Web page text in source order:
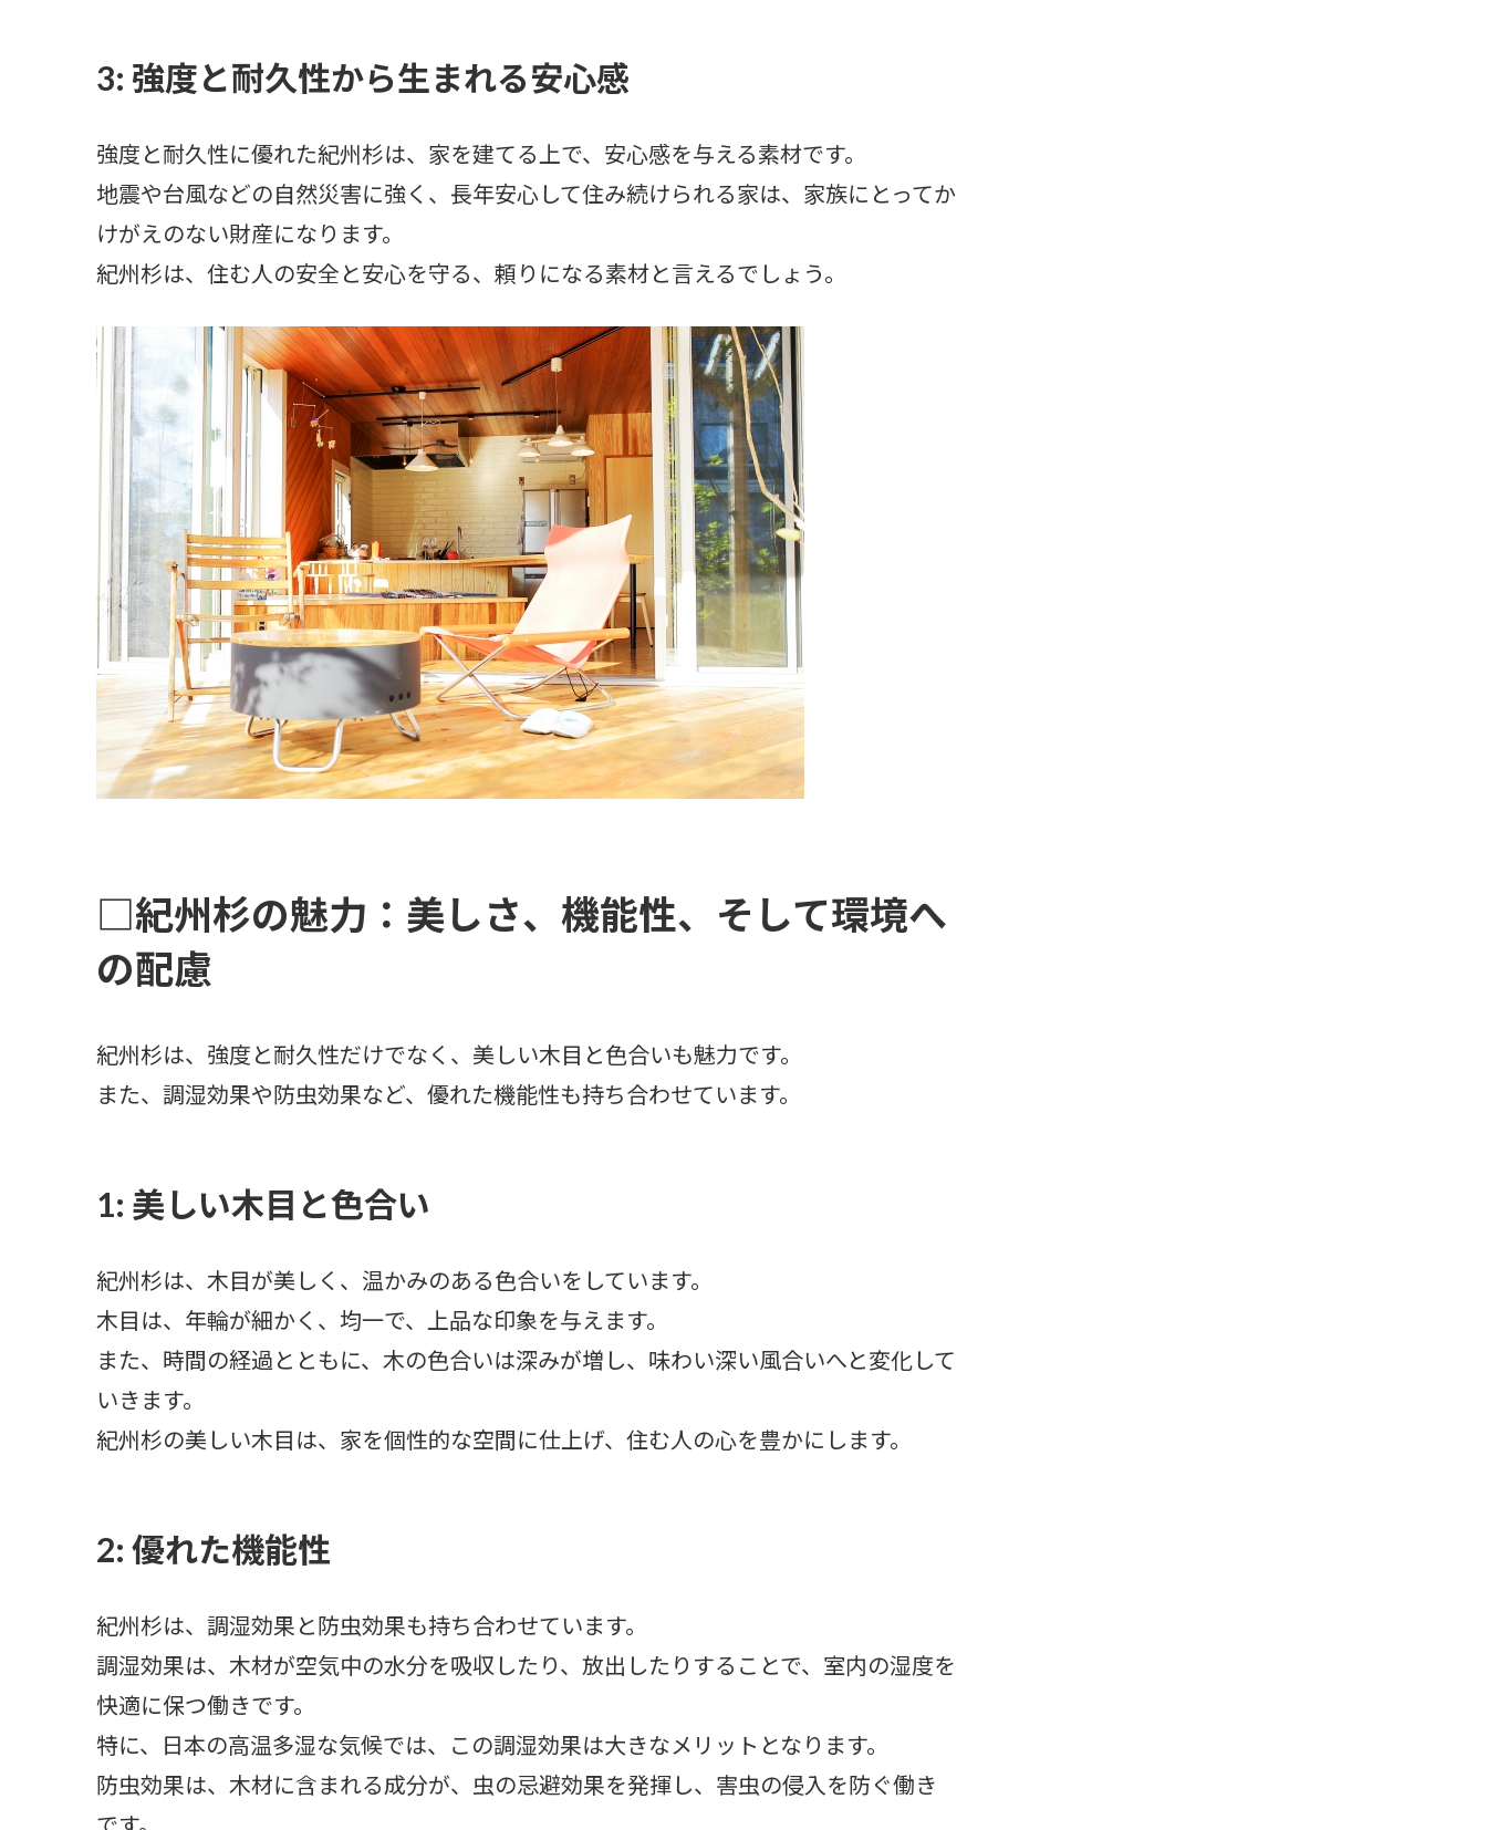
3: 強度と耐久性から生まれる安心感
強度と耐久性に優れた紀州杉は、家を建てる上で、安心感を与える素材です。
地震や台風などの自然災害に強く、長年安心して住み続けられる家は、家族にとってか
けがえのない財産になります。
紀州杉は、住む人の安全と安心を守る、頼りになる素材と言えるでしょう。
□紀州杉の魅力：美しさ、機能性、そして環境へ
の配慮
紀州杉は、強度と耐久性だけでなく、美しい木目と色合いも魅力です。
また、調湿効果や防虫効果など、優れた機能性も持ち合わせています。
1: 美しい木目と色合い
紀州杉は、木目が美しく、温かみのある色合いをしています。
木目は、年輪が細かく、均一で、上品な印象を与えます。
また、時間の経過とともに、木の色合いは深みが増し、味わい深い風合いへと変化して
いきます。
紀州杉の美しい木目は、家を個性的な空間に仕上げ、住む人の心を豊かにします。
2: 優れた機能性
紀州杉は、調湿効果と防虫効果も持ち合わせています。
調湿効果は、木材が空気中の水分を吸収したり、放出したりすることで、室内の湿度を
快適に保つ働きです。
特に、日本の高温多湿な気候では、この調湿効果は大きなメリットとなります。
防虫効果は、木材に含まれる成分が、虫の忌避効果を発揮し、害虫の侵入を防ぐ働き
です。